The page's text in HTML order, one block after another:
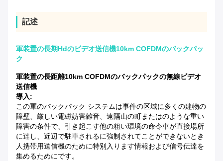
記述
軍装置の長期Hdのビデオ送信機10km COFDMのバックパッ
ク
軍装置の長距離10km COFDMのバックパックの無線ビデオ
送信機
導入:
この軍のバックパック システムは事件の区域に多くの建物の
障壁、厳しい電磁妨害雑音、遠隔山の町またはのような重い
障害の条件で、引き起こす他の粗い環境の命令車が直接場所
に達し、近辺で駐車されるに強制されてことができないとき
人携帯用送信機のために特別入ります情報および信号伝達を
集めるためにです。